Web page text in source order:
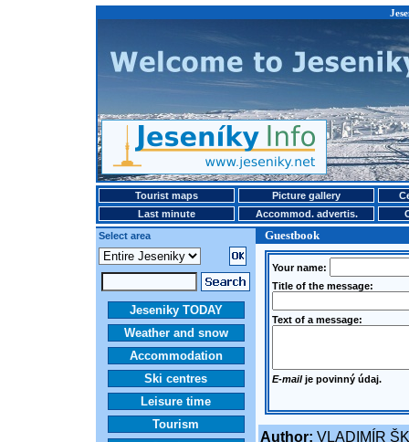
Tourist maps Picture gallery
Last minute
Accommod. advertis.
Select area
Guestbook
Jeseniky TODAY
Weather and snow
Accommodation
Ski centres
Leisure time
Tourism
Your name:
Title of the message:
Text of a message:
E-mailje povinný údaj.
Author: VLADIMÍR